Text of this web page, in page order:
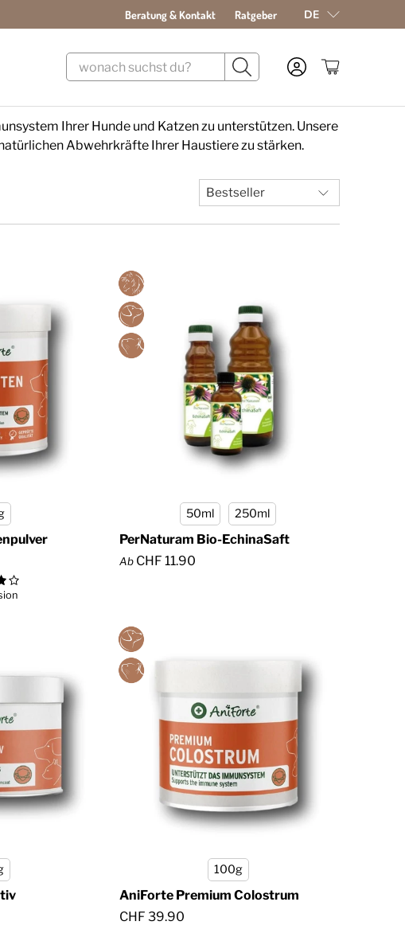
Beratung & Kontakt Ratgeber DE
Hund
Ihrer Hunde und Katzen zu unterstützen. Unsere
Abwehrkräfte Ihrer Haustiere zu stärken.
50ml 250ml
PerNaturam Bio-EchinaSaft
Ab CHF 11.90
100g
AniForte Premium Colostrum
CHF 39.90